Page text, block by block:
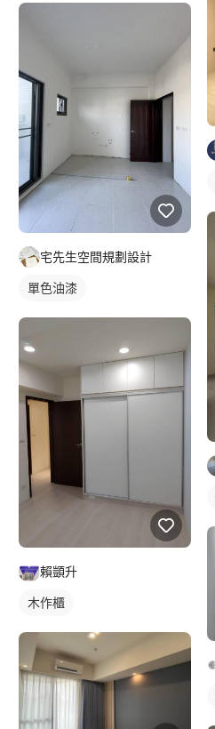
宅先生空間規劃設計
單色油漆
賴顗升
木作櫃